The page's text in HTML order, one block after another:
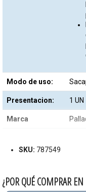
Modo de uso:
Presentacion: 1 UN
Marca
SKU: 787549
¿POR QUÉ COMPRAR EN